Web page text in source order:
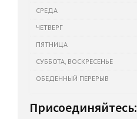
СРЕДА
ЧЕТВЕРГ
ПЯТНИЦА
СУББОТА, ВОСКРЕСЕНЬЕ
ОБЕДЕННЫЙ ПЕРЕРЫВ
Присоединяйтесь: